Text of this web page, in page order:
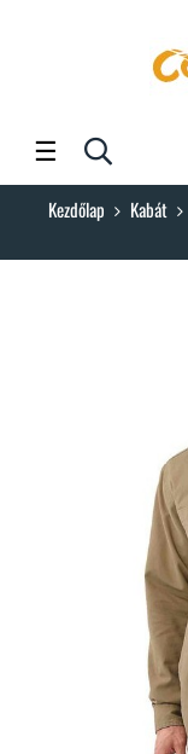
Toggle
navigation
☰
Kezdőlap Kabát